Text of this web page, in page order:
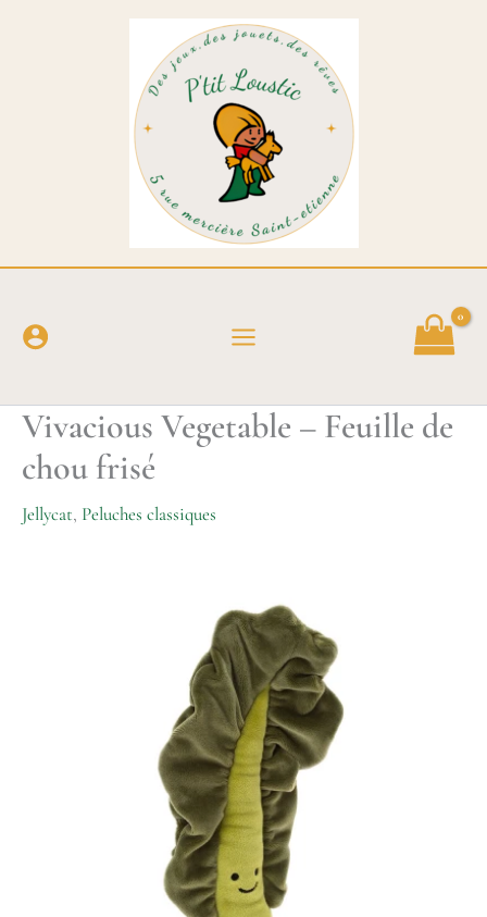
Vivacious Vegetable – Feuille de
chou frisé
Jellycat, Peluches classiques